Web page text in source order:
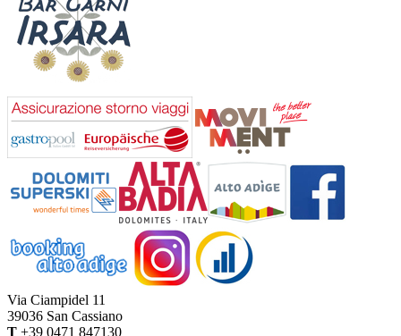
Via Ciampidel 11
39036 San Cassiano
T +39 0471 847130